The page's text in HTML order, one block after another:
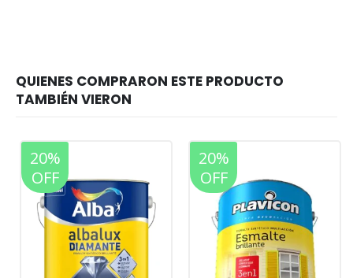
20%
OFF
20%
OFF